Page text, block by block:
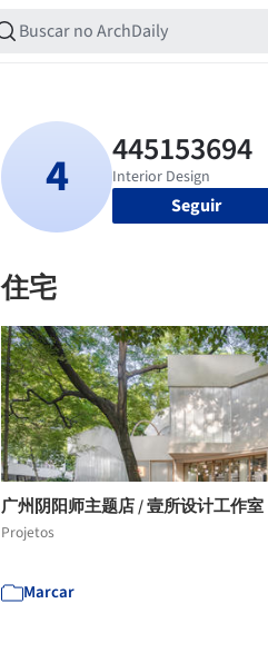
Seguir
住宅
广州阴阳师主题店 / 壹所设计工作室
Projetos
Marcar